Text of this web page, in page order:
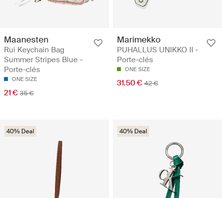
Maanesten
Rui Keychain Bag
Summer Stripes Blue -
Porte-clés
ONE SIZE
21 € 35 €
Marimekko
PUHALLUS UNIKKO II -
Porte-clés
ONE SIZE
31.50 € 42 €
40% Deal 40% Deal